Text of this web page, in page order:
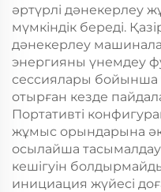
әртүрлі дәнекерлеу
мүмкіндік береді.
дәнекерлеу
энергияны үнемдеу
сессиялары бойынша
отырған кезде
Портативті
жұмыс орындарына
осылайша
кешігуін
инициация жүйесі